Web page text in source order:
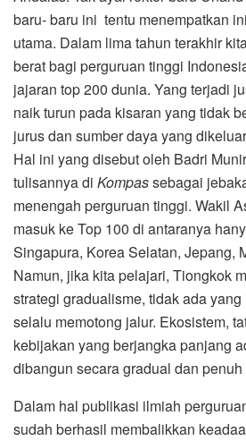
baru- baru ini tentu menempatkan
utama. Dalam lima tahun terakhir
berat bagi perguruan tinggi
jajaran top 200 dunia. Yang terjadi
naik turun pada kisaran yang tidak
jurus dan sumber daya yang
Hal ini yang disebut oleh Badri
tulisannya di Kompassebagai
menengah perguruan tinggi. Wakil
masuk ke Top 100 di antaranya
Singapura, Korea Selatan, Jepang,
Namun, jika kita pelajari, Tiongkok
strategi gradualisme, tidak ada
selalu memotong jalur. Ekosistem,
kebijakan yang berjangka panjang
dibangun secara gradual dan
Dalam hal publikasi ilmiah
sudah berhasil membalikkan